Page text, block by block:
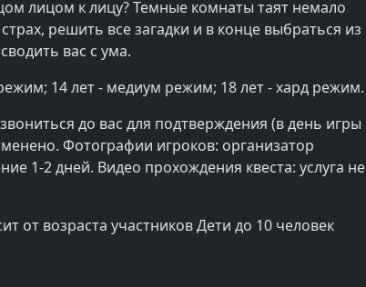
лицом к лицу? Темные комнаты таят немало
решить все загадки и в конце выбраться из
вас с ума.
14 лет - медиум режим; 18 лет - хард режим.
до вас для подтверждения (в день игры
Фотографии игроков: организатор
1-2 дней. Видео прохождения квеста: услуга не
от возраста участников Дети до 10 человек